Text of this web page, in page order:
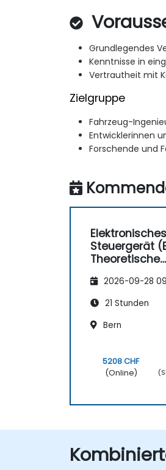
Grundlegendes
Kenntnisse in
Vertrautheit mit
Zielgruppe
Fahrzeug-
Entwicklerinnen
Forschende und
Elektronisches
Steuergerät
Theoretische
2026-09-28
21 Stunden
Bern
5208 CHF
(Online)